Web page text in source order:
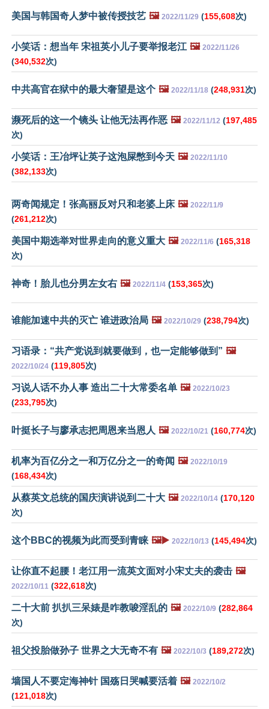
美国与韩国奇人梦中被传授技艺 🖼️ 2022/11/29 (155,608次)
小笑话：想当年 宋祖英小儿子要举报老江 🖼️ 2022/11/26
(340,532次)
中共高官在狱中的最大奢望是这个 🖼️ 2022/11/18 (248,931次)
濒死后的这一个镜头 让他无法再作恶 🖼️ 2022/11/12 (197,485
次)
小笑话：王冶坪让英子这泡屎憋到今天 🖼️ 2022/11/10
(382,133次)
两奇闻规定！张高丽反对只和老婆上床 🖼️ 2022/11/9
(261,212次)
美国中期选举对世界走向的意义重大 🖼️ 2022/11/6 (165,318
次)
神奇！胎儿也分男左女右 🖼️ 2022/11/4 (153,365次)
谁能加速中共的灭亡 谁进政治局 🖼️ 2022/10/29 (238,794次)
习语录：“共产党说到就要做到，也一定能够做到” 🖼️
2022/10/24 (119,805次)
习说人话不办人事 造出二十大常委名单 🖼️ 2022/10/23
(233,795次)
叶挺长子与廖承志把周恩来当恩人 🖼️ 2022/10/21 (160,774次)
机率为百亿分之一和万亿分之一的奇闻 🖼️ 2022/10/19
(168,434次)
从蔡英文总统的国庆演讲说到二十大 🖼️ 2022/10/14 (170,120
次)
这个BBC的视频为此而受到青睐 🖼️▶️ 2022/10/13 (145,494次)
让你直不起腰！老江用一流英文面对小宋丈夫的袭击 🖼️
2022/10/11 (322,618次)
二十大前 扒扒三呆婊是咋教唆淫乱的 🖼️ 2022/10/9 (282,864
次)
祖父投胎做孙子 世界之大无奇不有 🖼️ 2022/10/3 (189,272次)
墙国人不要定海神针 国殇日哭喊要活着 🖼️ 2022/10/2
(121,018次)